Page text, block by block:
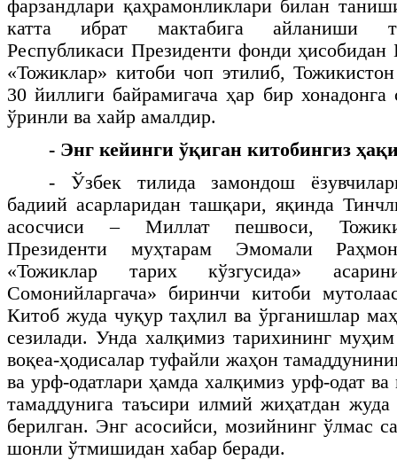
фарзандлари қаҳрамонликлари билан
катта ибрат мактабига айланиши
Республикаси Президенти фонди
«Тожиклар» китоби чоп этилиб,
30 йиллиги байрамигача ҳар бир
ўринли ва хайр амалдир.
- Энг кейинги ўқиган китобингиз
- Ўзбек тилида замондош
бадиий асарларидан ташқари, яқинда
асосчиси – Миллат пешвоси,
Президенти муҳтарам Эмомали
«Тожиклар тарих кўзгусида»
Сомонийларгача» биринчи китоби
Китоб жуда чуқур таҳлил ва ўрганишлар
сезилади. Унда халқимиз тарихининг
воқеа-ҳодисалар туфайли жаҳон
ва урф-одатлари ҳамда халқимиз урф-одат
тамаддунига таъсири илмий жиҳатдан
берилган. Энг асосийси, мозийнинг ўлмас
шонли ўтмишидан хабар беради.